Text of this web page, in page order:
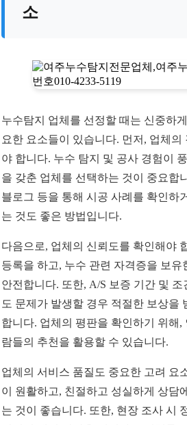
소
누수탐지 업체를 선정할 때는 신중하
요한 요소들이 있습니다. 먼저, 업체의
야 합니다. 누수 탐지 및 공사 경험이
을 갖춘 업체를 선택하는 것이 중요합
블로그 등을 통해 시공 사례를 확인하
는 것도 좋은 방법입니다.
다음으로, 업체의 신뢰도를 확인해야
등록을 하고, 누수 관련 자격증을 보유
안전합니다. 또한, A/S 보증 기간 및 조
도 문제가 발생할 경우 적절한 보상을
합니다. 업체의 평판을 확인하기 위해,
람들의 추천을 활용할 수 있습니다.
업체의 서비스 품질도 중요한 고려 요
이 원활하고, 친절하고 성실하게 상담
는 것이 좋습니다. 또한, 현장 조사 시